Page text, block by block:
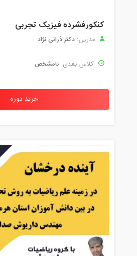
کنکورفشرده فیزیک تجربی
مدرس: دکتر دُرانی نژاد
کلاس بعدی: نامشخص
خرید دوره